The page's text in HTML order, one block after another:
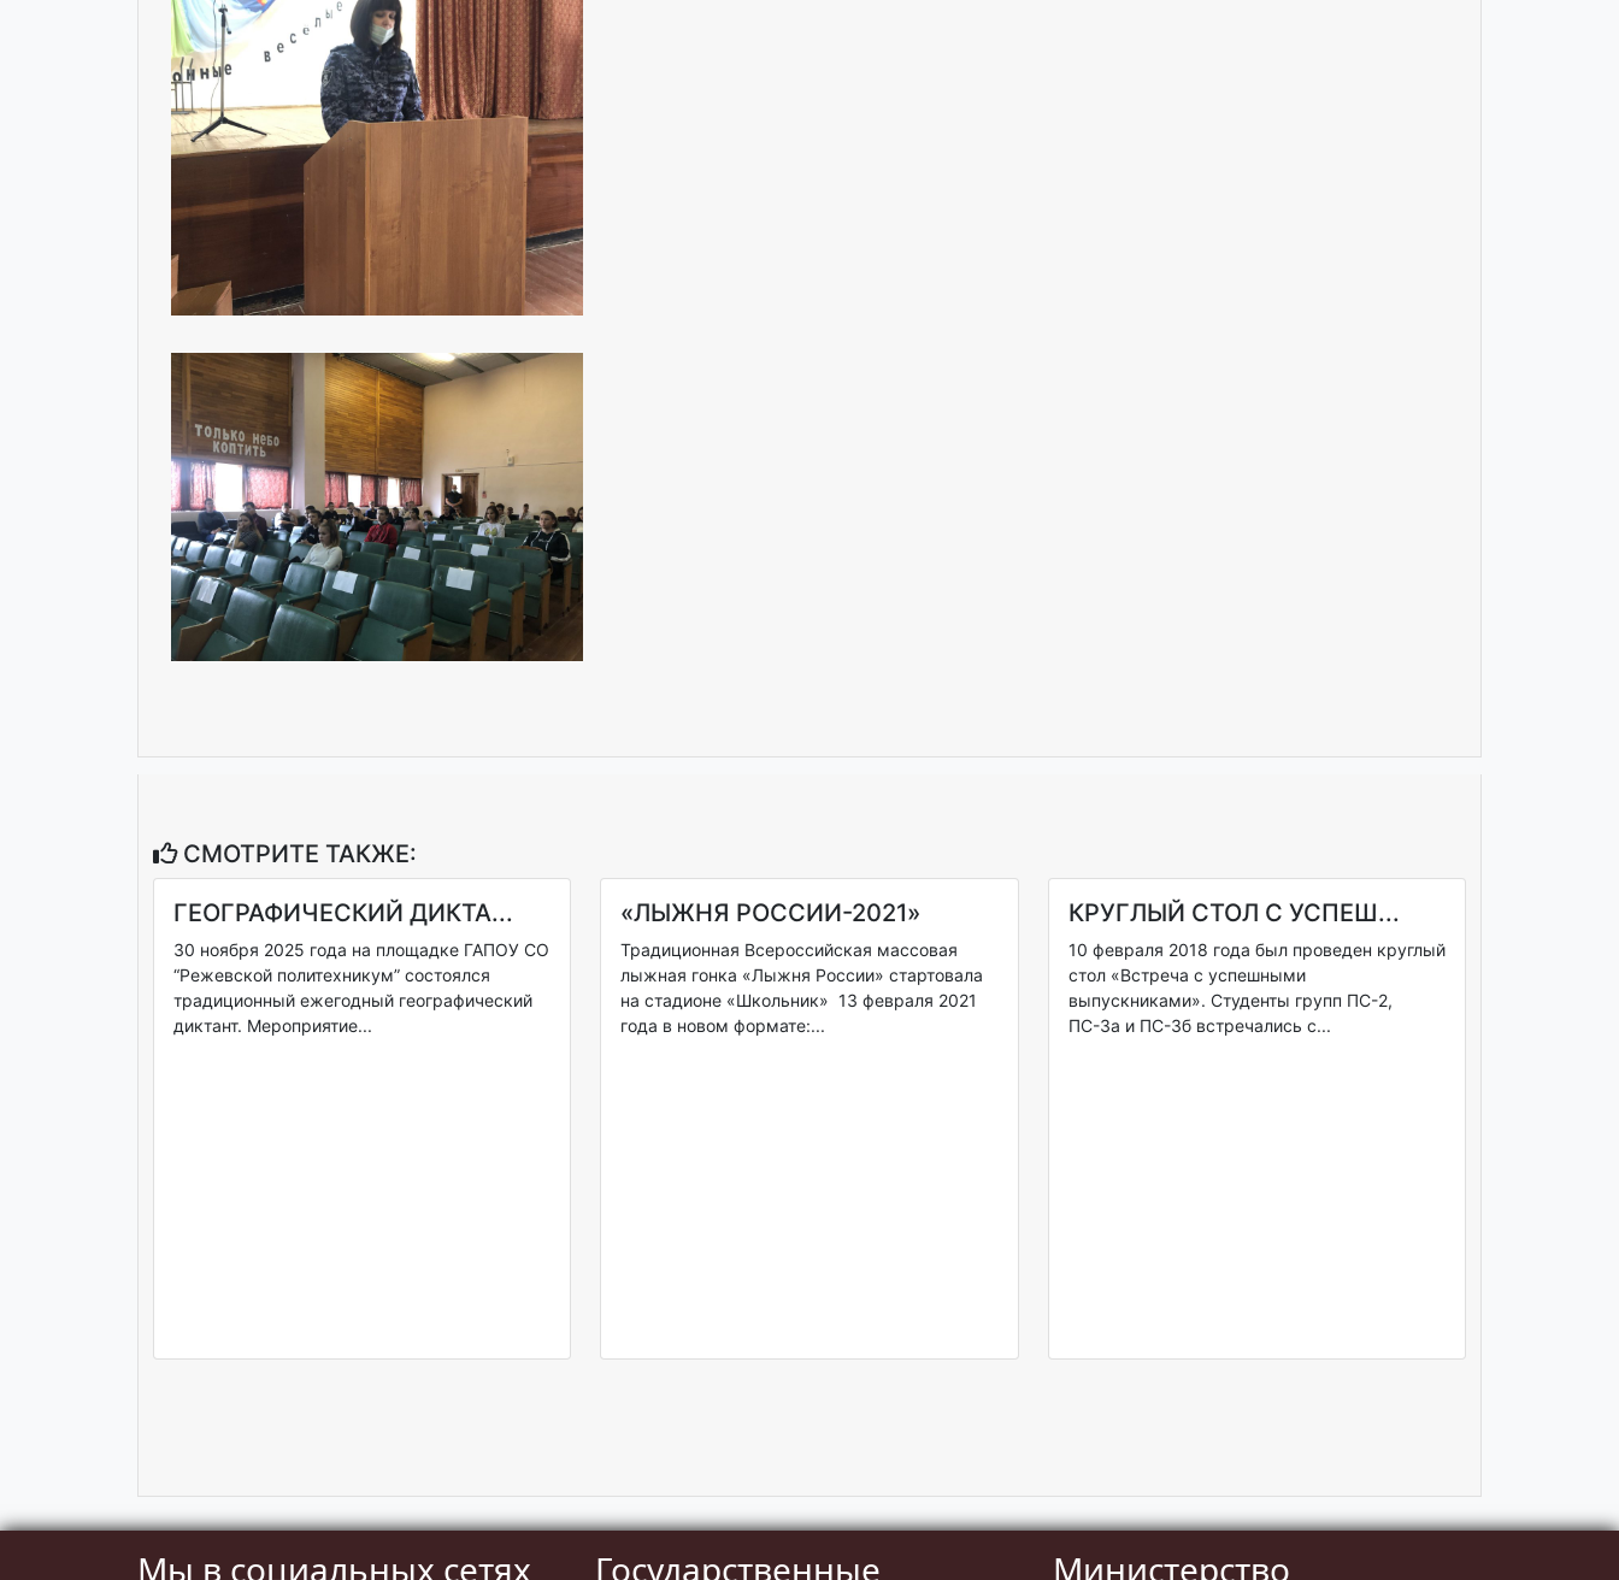
СМОТРИТЕ ТАКЖЕ:
ГЕОГРАФИЧЕСКИЙ ДИКТА...
30 ноября 2025 года на площадке ГАПОУ СО
“Режевской политехникум” состоялся
традиционный ежегодный географический
диктант. Мероприятие...
«ЛЫЖНЯ РОССИИ-2021»
Традиционная Всероссийская массовая
лыжная гонка «Лыжня России» стартовала
на стадионе «Школьник» 13 февраля 2021
года в новом формате:...
КРУГЛЫЙ СТОЛ С УСПЕШ...
10 февраля 2018 года был проведен круглый
стол «Встреча с успешными
выпускниками». Студенты групп ПС-2,
ПС-3а и ПС-3б встречались с...
Мы в социальных сетях Государственные Министерство